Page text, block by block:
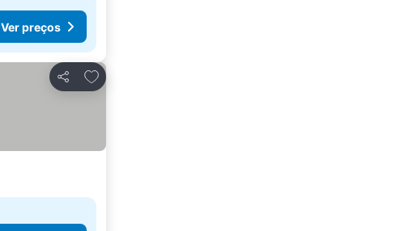
Ver preços
Partilhar
Adicionar aos favoritos